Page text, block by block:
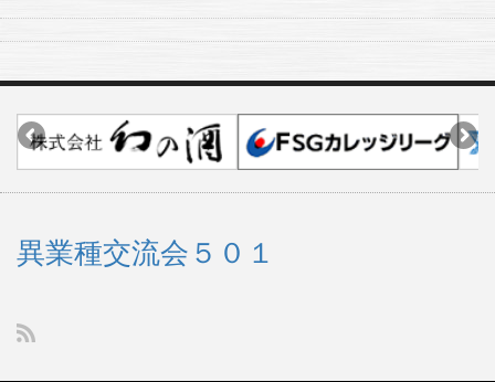
異業種交流会５０１